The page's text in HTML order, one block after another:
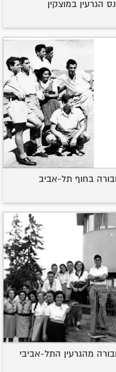
הגרעין במוצקין
בחוף תל-אביב
מהגרעין התל-אביבי